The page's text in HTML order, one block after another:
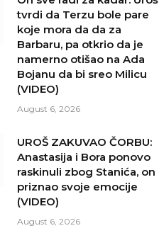
tvrdi da Terzu bole pare
koje mora da da za
Barbaru, pa otkrio da je
namerno otišao na Ada
Bojanu da bi sreo Milicu
(VIDEO)
August 6, 2026
UROŠ ZAKUVAO ČORBU:
Anastasija i Bora ponovo
raskinuli zbog Stanića, on
priznao svoje emocije
(VIDEO)
August 6, 2026